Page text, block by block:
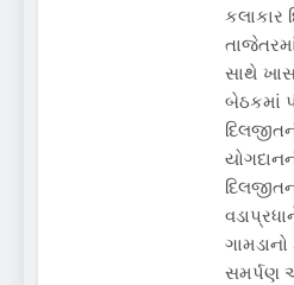
કલાકાર
સાથે
બેઠકમાં
ગામડાનો
સમર્પણ